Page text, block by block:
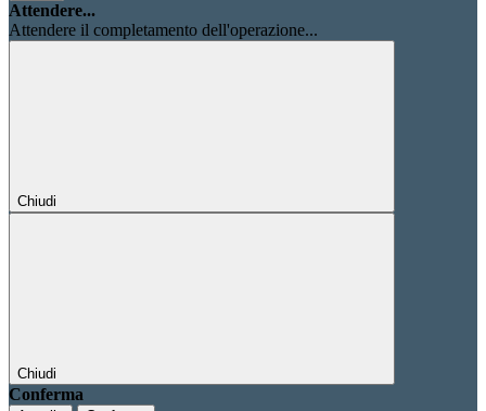
Attendere...
Attendere il completamento dell'operazione...
Chiudi
Chiudi
Conferma